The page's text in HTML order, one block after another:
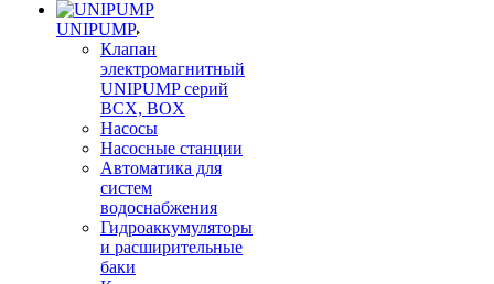
UNIPUMP
Клапан
электромагнитный
UNIPUMP серий
BCX, BOX
Насосы
Насосные станции
Автоматика для
систем
водоснабжения
Гидроаккумуляторы
и расширительные
баки